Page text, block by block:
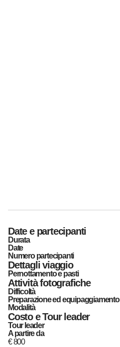
Date e partecipanti
Durata
Date
Numero partecipanti
Dettagli viaggio
Pernottamento e pasti
Attività fotografiche
Difficoltà
Preparazione ed equipaggiamento
Modalità
Costo e Tour leader
Tour leader
A partire da
€800